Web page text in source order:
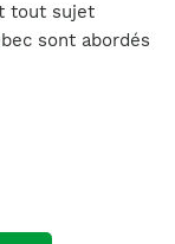
tout sujet
sont abordés